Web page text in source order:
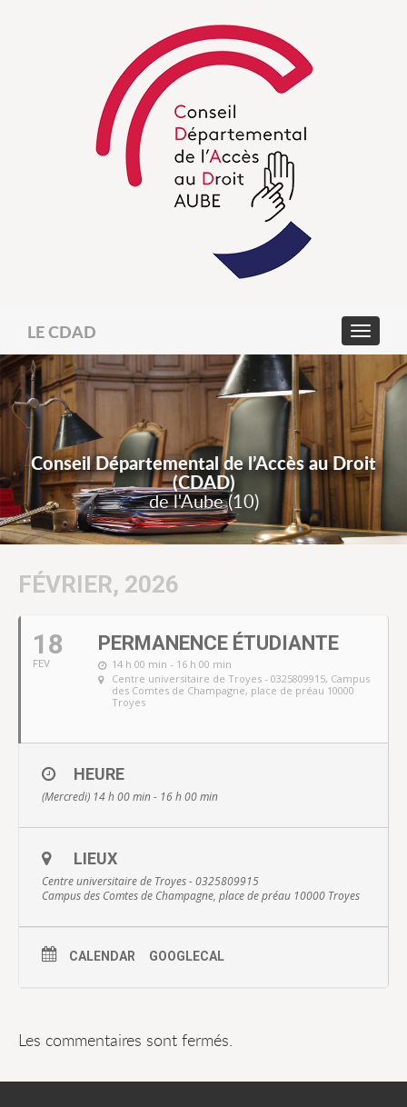
LE CDAD
Conseil Départemental de l’Accès au Droit
(CDAD)
de l'Aube (10)
FÉVRIER, 2026
18
FEV
PERMANENCE ÉTUDIANTE
14 h 00 min - 16 h 00 min
Centre universitaire de Troyes - 0325809915, Campus
des Comtes de Champagne, place de préau 10000
Troyes
HEURE
(Mercredi) 14 h 00 min - 16 h 00 min
LIEUX
Centre universitaire de Troyes - 0325809915
Campus des Comtes de Champagne, place de préau 10000 Troyes
CALENDAR GOOGLECAL
Les commentaires sont fermés.